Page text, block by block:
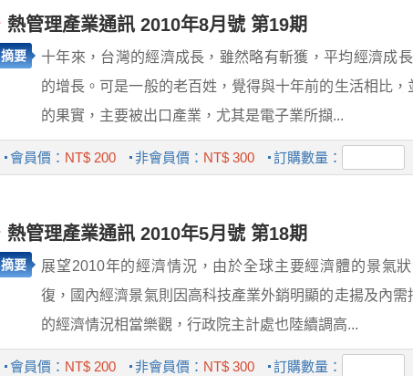
熱管理產業通訊 2010年8月號 第19期
摘要
十年來，台灣的經濟成長，雖然略有斬獲，平均經濟成
的增長。可是一般的老百姓，覺得與十年前的生活相比
的果實，主要被出口產業，尤其是電子業所擷...
會員價： NT$ 200 非會員價： NT$ 300 訂購數量：
熱管理產業通訊 2010年5月號 第18期
摘要
展望2010年的經濟情況，由於全球主要經濟體的景氣
復，國內經濟景氣則因高科技產業外銷明顯的走揚及內
的經濟情況相當樂觀，行政院主計處也陸續調高...
會員價： NT$ 200 非會員價： NT$ 300 訂購數量：